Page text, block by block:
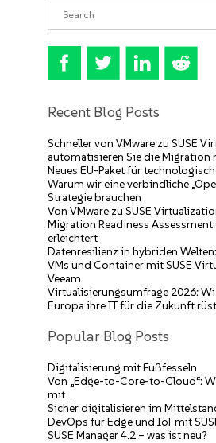
Recent Blog Posts
Schneller von VMware zu SUSE
automatisieren Sie die Migration
Neues EU-Paket für
Warum wir eine verbindliche
Strategie brauchen
Von VMware zu SUSE
Migration Readiness Assessment
erleichtert
Datenresilienz in hybriden
VMs und Container mit SUSE
Veeam
Virtualisierungsumfrage 2026:
Europa ihre IT für die Zukunft
Popular Blog Posts
Digitalisierung mit Fußfesseln
Von „Edge-to-Core-to-Cloud“:
mit…
Sicher digitalisieren im
DevOps für Edge und IoT mit
SUSE Manager 4.2 – was ist neu?